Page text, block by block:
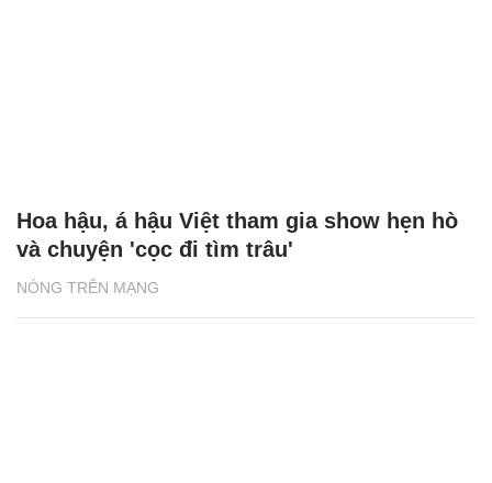
NÓNG TRÊN MẠNG
Hoa hậu, á hậu Việt tham gia show hẹn hò
và chuyện 'cọc đi tìm trâu'